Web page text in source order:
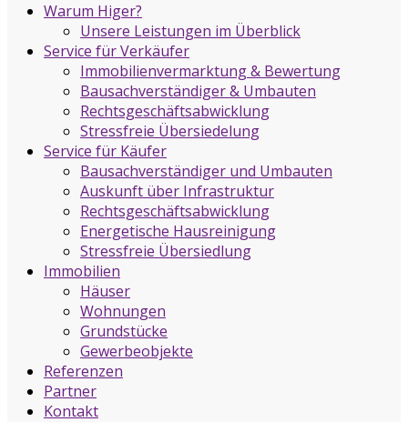
Warum Higer?
Unsere Leistungen im Überblick
Service für Verkäufer
Immobilienvermarktung & Bewertung
Bausachverständiger & Umbauten
Rechtsgeschäftsabwicklung
Stressfreie Übersiedelung
Service für Käufer
Bausachverständiger und Umbauten
Auskunft über Infrastruktur
Rechtsgeschäftsabwicklung
Energetische Hausreinigung
Stressfreie Übersiedlung
Immobilien
Häuser
Wohnungen
Grundstücke
Gewerbeobjekte
Referenzen
Partner
Kontakt